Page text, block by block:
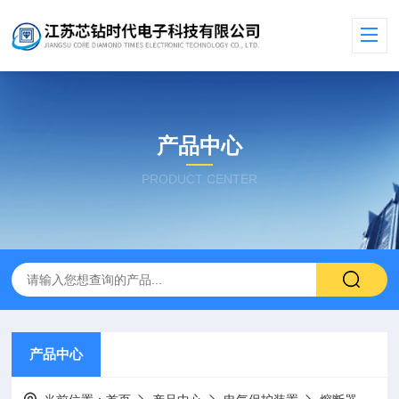
产品中心
PRODUCT CENTER
产品中心